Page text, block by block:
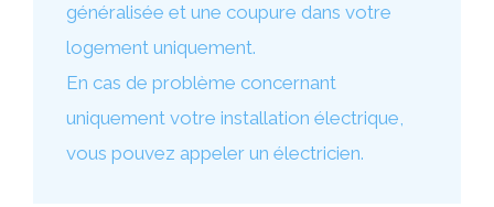
généralisée et une coupure dans votre
logement uniquement.
En cas de problème concernant
uniquement votre installation électrique,
vous pouvez appeler un électricien.